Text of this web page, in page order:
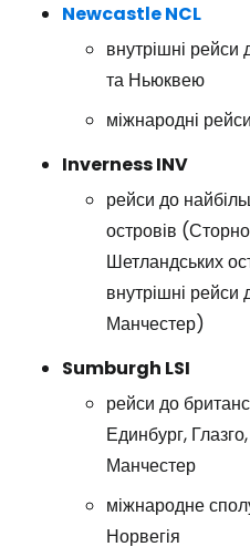
Newcastle NCL
внутрішні рейси
та Ньюквею
міжнародні
Inverness INV
рейси до
островів
Шетландських
внутрішні рейси
Манчестер)
Sumburgh LSI
рейси до
Единбург,
Манчестер
міжнародне
Норвегія